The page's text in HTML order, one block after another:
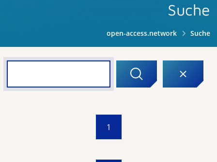
Suche
open-access.network Suche
1